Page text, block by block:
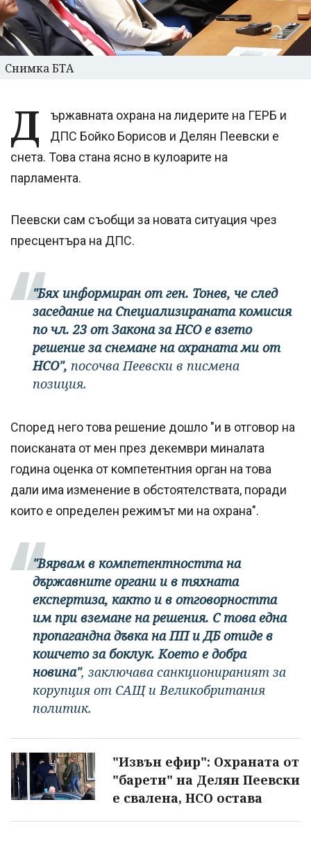
Снимка БТА
Д
ържавната охрана на лидерите на ГЕРБ и
ДПС Бойко Борисов и Делян Пеевски е
снета. Това стана ясно в кулоарите на
парламента.
Пеевски сам съобщи за новата ситуация чрез
пресцентъра на ДПС.
"Бях информиран от ген. Тонев, че след
заседание на Специализираната комисия
по чл. 23 от Закона за НСО е взето
решение за снемане на охраната ми от
НСО", посочва Пеевски в писмена
позиция.
Според него това решение дошло "и в отговор на
поисканата от мен през декември миналата
година оценка от компетентния орган на това
дали има изменение в обстоятелствата, поради
които е определен режимът ми на охрана".
"Вярвам в компетентността на
държавните органи и в тяхната
експертиза, както и в отговорността
им при вземане на решения. С това една
пропагандна дъвка на ПП и ДБ отиде в
кошчето за боклук. Което е добра
новина", заключава санкционираният за
корупция от САЩ и Великобритания
политик.
"Извън ефир": Охраната от
"барети" на Делян Пеевски
е свалена, НСО остава